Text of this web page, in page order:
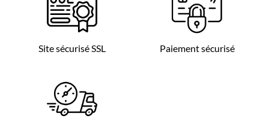
Site sécurisé SSL Paiement sécurisé